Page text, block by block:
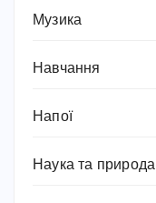
Музика
Навчання
Напої
Наука та природа